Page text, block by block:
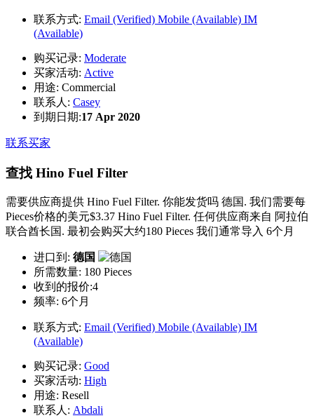
联系方式: Email (Verified) Mobile (Available) IM
(Available)
购买记录: Moderate
买家活动: Active
用途: Commercial
联系人: Casey
到期日期:17 Apr 2020
联系买家
查找 Hino Fuel Filter
需要供应商提供 Hino Fuel Filter. 你能发货吗 德国. 我们需要每
Pieces价格的美元$3.37 Hino Fuel Filter. 任何供应商来自 阿拉伯
联合酋长国. 最初会购买大约180 Pieces 我们通常导入 6个月
进口到: 德国
所需数量: 180 Pieces
收到的报价:4
频率: 6个月
联系方式: Email (Verified) Mobile (Available) IM
(Available)
购买记录: Good
买家活动: High
用途: Resell
联系人: Abdali